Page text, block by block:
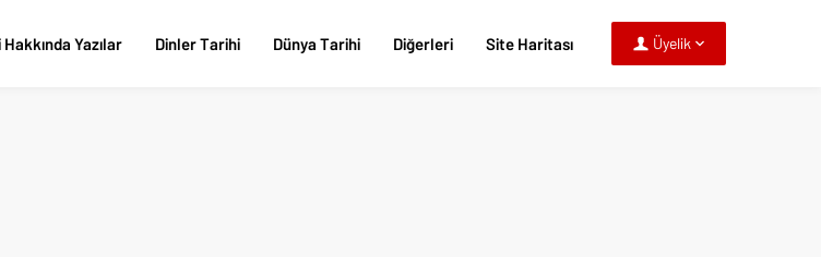
Üyelik
Yazılar Dinler Tarihi Dünya Tarihi Diğerleri Site Haritası